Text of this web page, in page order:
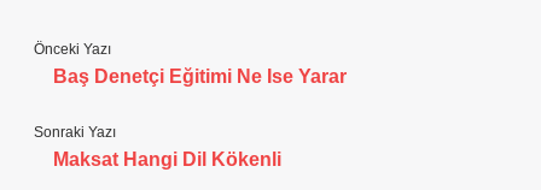
Önceki Yazı
Baş Denetçi Eğitimi Ne Ise Yarar
Sonraki Yazı
Maksat Hangi Dil Kökenli